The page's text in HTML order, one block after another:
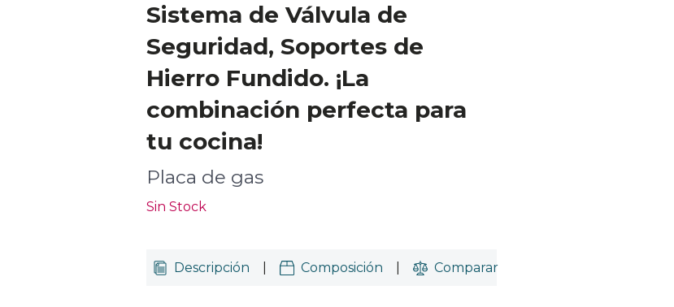
Sistema de Válvula de
Seguridad, Soportes de
Hierro Fundido. ¡La
combinación perfecta para
tu cocina!
Placa de gas
Sin Stock
Descripción Composición Comparar